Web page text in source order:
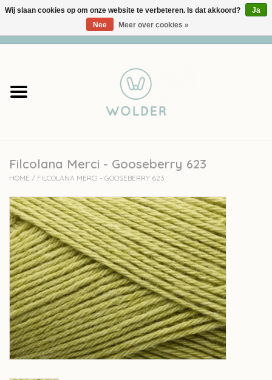
Garens
Accessoires
workshops
Cadeaubon
Solden
Over wolder
Filcolana Merci - Gooseberry 623
HOME / FILCOLANA MERCI - GOOSEBERRY 623
Wij slaan cookies op om onze website te verbeteren. Is dat akkoord?
Ja
Nee
Meer over cookies »